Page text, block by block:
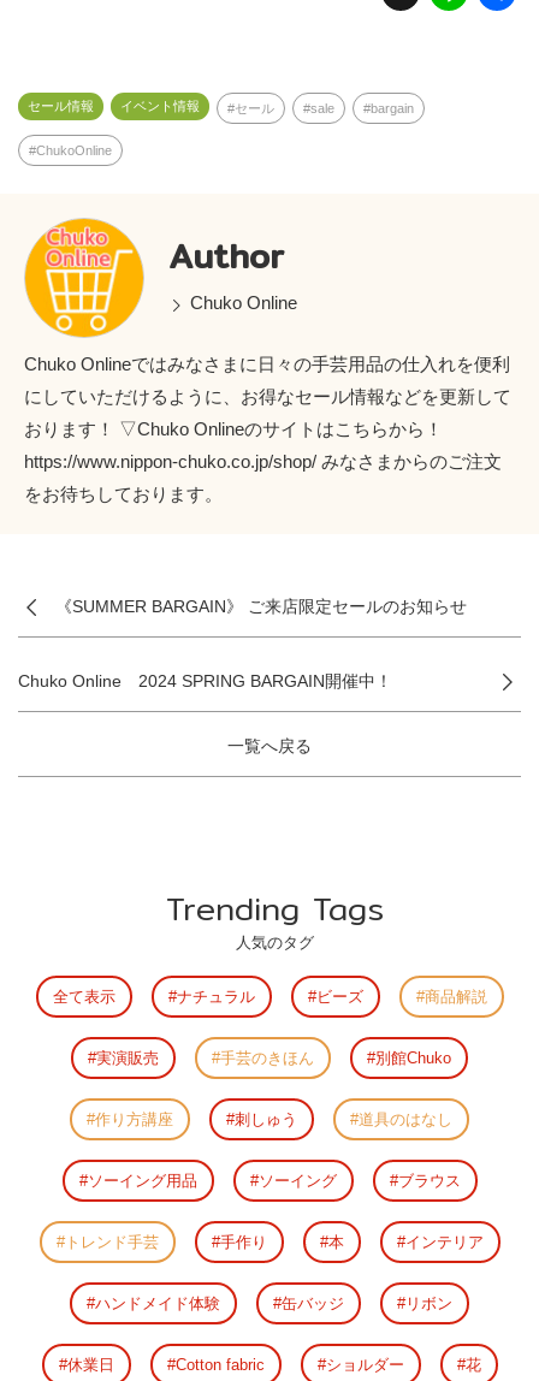
n
セール情報 イベント情報 セール sale bargain
ChukoOnline
Author
Chuko Online
Chuko Onlineではみなさまに日々の手芸用品の仕入れを便利
にしていただけるように、お得なセール情報などを更新して
おります！ ▽Chuko Onlineのサイトはこちらから！
https://www.nippon-chuko.co.jp/shop/ みなさまからのご注文
をお待ちしております。
《SUMMER BARGAIN》 ご来店限定セールのお知らせ
一覧へ戻る
Chuko Online 2024 SPRING BARGAIN開催中！
Trending Tags
人気のタグ
全て表示 ナチュラル ビーズ 商品解説
実演販売 手芸のきほん 別館Chuko
作り方講座 刺しゅう 道具のはなし
ソーイング用品 ソーイング ブラウス
トレンド手芸 手作り 本 インテリア
ハンドメイド体験 缶バッジ リボン
休業日 Cotton fabric ショルダー 花